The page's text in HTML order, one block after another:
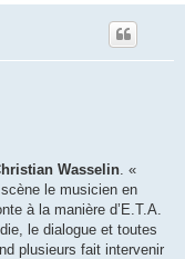
Wasselin . «
le musicien en
à la manière d’E.T.A.
le dialogue et toutes
plusieurs fait intervenir